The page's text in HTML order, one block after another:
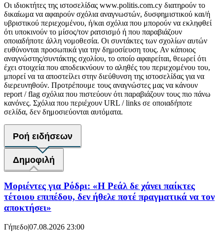
Οι ιδιοκτήτες της ιστοσελίδας www.politis.com.cy διατηρούν το
δικαίωμα να αφαιρούν σχόλια αναγνωστών, δυσφημιστικού και/ή
υβριστικού περιεχομένου, ή/και σχόλια που μπορούν να εκληφθεί
ότι υποκινούν το μίσος/τον ρατσισμό ή που παραβιάζουν
οποιαδήποτε άλλη νομοθεσία. Οι συντάκτες των σχολίων αυτών
ευθύνονται προσωπικά για την δημοσίευση τους. Αν κάποιος
αναγνώστης/συντάκτης σχολίου, το οποίο αφαιρείται, θεωρεί ότι
έχει στοιχεία που αποδεικνύουν το αληθές του περιεχομένου του,
μπορεί να τα αποστείλει στην διεύθυνση της ιστοσελίδας για να
διερευνηθούν. Προτρέπουμε τους αναγνώστες μας να κάνουν
report / flag σχόλια που πιστεύουν ότι παραβιάζουν τους πιο πάνω
κανόνες. Σχόλια που περιέχουν URL / links σε οποιαδήποτε
σελίδα, δεν δημοσιεύονται αυτόματα.
Ροή ειδήσεων
Δημοφιλή
Μοριέντες για Ρόδρι: «Η Ρεάλ δε χάνει παίκτες
τέτοιου επιπέδου, δεν ήθελε ποτέ πραγματικά να τον
αποκτήσει»
Γήπεδο|07.08.2026 23:00